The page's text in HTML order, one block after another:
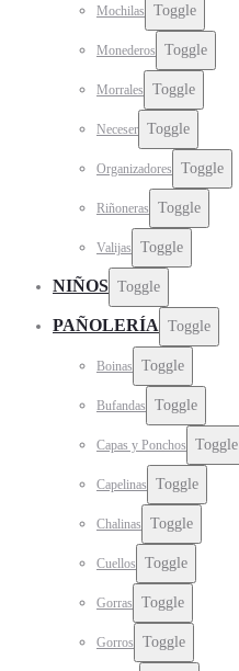
Mochilas Toggle
Monederos Toggle
Morrales Toggle
Neceser Toggle
Organizadores Toggle
Riñoneras Toggle
Valijas Toggle
NIÑOS Toggle
PAÑOLERÍA Toggle
Boinas Toggle
Bufandas Toggle
Capas y Ponchos Toggle
Capelinas Toggle
Chalinas Toggle
Cuellos Toggle
Gorras Toggle
Gorros Toggle